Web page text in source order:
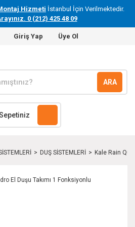
Hizmeti İstanbul İçin Verilmektedir.
0 (212) 425 48 09
Giriş Yap Üye Ol
ARA
DUŞ SİSTEMLERİ Kale Rain